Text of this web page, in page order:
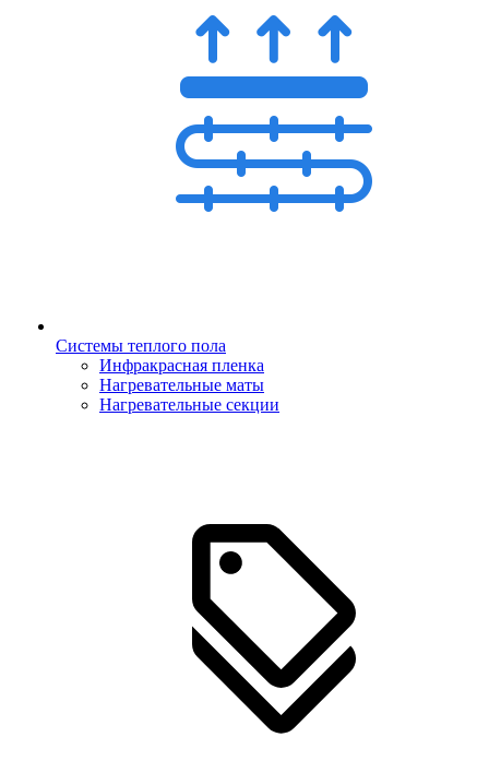
Системы теплого пола
Инфракрасная пленка
Нагревательные маты
Нагревательные секции